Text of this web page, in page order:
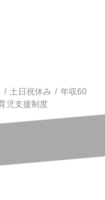
土日祝休み
年収60
児支援制度